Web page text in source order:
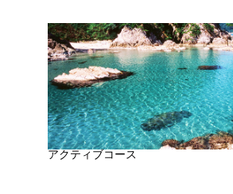
アクティブコース